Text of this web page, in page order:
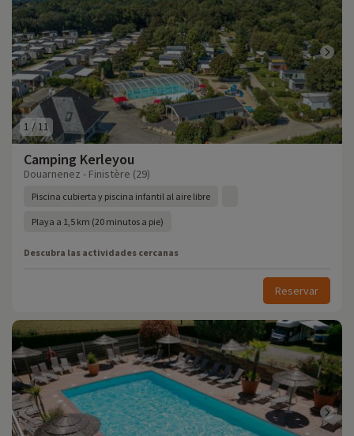
1 / 11
Camping Kerleyou
Douarnenez - Finistère (29)
Piscina cubierta y piscina infantil al aire libre
Playa a 1,5 km (20 minutos a pie)
Descubra las actividades cercanas
Reservar